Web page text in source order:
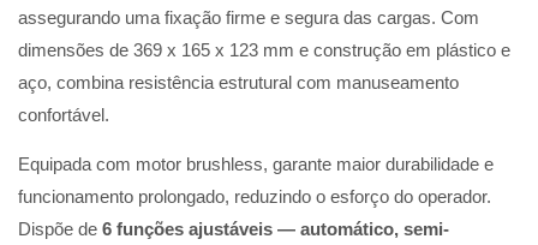
assegurando uma fixação firme e segura das cargas. Com
dimensões de 369 x 165 x 123 mm e construção em plástico e
aço, combina resistência estrutural com manuseamento
confortável.
Equipada com motor brushless, garante maior durabilidade e
funcionamento prolongado, reduzindo o esforço do operador.
Dispõe de 6 funções ajustáveis — automático, semi-